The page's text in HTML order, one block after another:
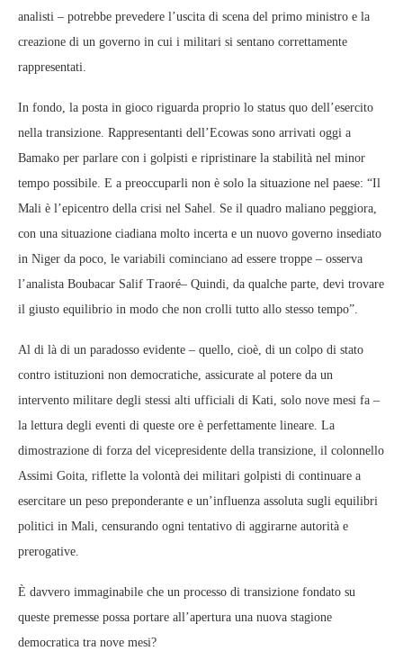
analisti – potrebbe prevedere l’uscita di scena del primo ministro e la
creazione di un governo in cui i militari si sentano correttamente
rappresentati.
In fondo, la posta in gioco riguarda proprio lo status quo dell’esercito
nella transizione. Rappresentanti dell’Ecowas sono arrivati oggi a
Bamako per parlare con i golpisti e ripristinare la stabilità nel minor
tempo possibile. E a preoccuparli non è solo la situazione nel paese: “Il
Mali è l’epicentro della crisi nel Sahel. Se il quadro maliano peggiora,
con una situazione ciadiana molto incerta e un nuovo governo insediato
in Niger da poco, le variabili cominciano ad essere troppe – osserva
l’analista Boubacar Salif Traoré– Quindi, da qualche parte, devi trovare
il giusto equilibrio in modo che non crolli tutto allo stesso tempo”.
Al di là di un paradosso evidente – quello, cioè, di un colpo di stato
contro istituzioni non democratiche, assicurate al potere da un
intervento militare degli stessi alti ufficiali di Kati, solo nove mesi fa –
la lettura degli eventi di queste ore è perfettamente lineare. La
dimostrazione di forza del vicepresidente della transizione, il colonnello
Assimi Goita, riflette la volontà dei militari golpisti di continuare a
esercitare un peso preponderante e un’influenza assoluta sugli equilibri
politici in Mali, censurando ogni tentativo di aggirarne autorità e
prerogative.
È davvero immaginabile che un processo di transizione fondato su
queste premesse possa portare all’apertura una nuova stagione
democratica tra nove mesi?